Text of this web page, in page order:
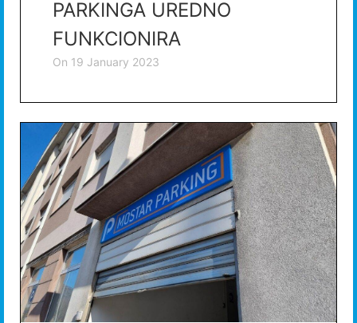
PARKINGA UREDNO
FUNKCIONIRA
on 19 January 2023